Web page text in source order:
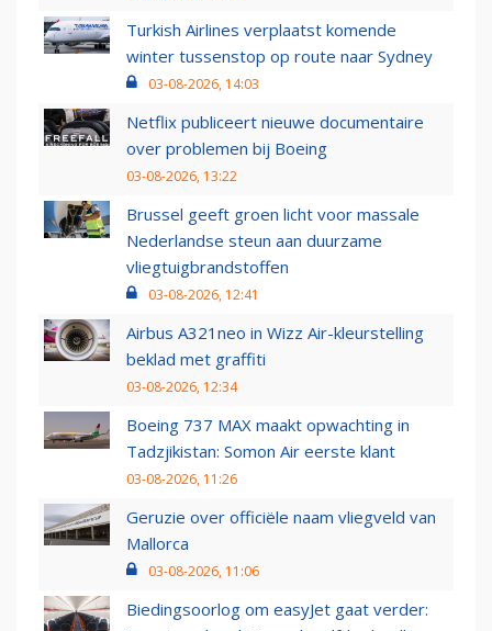
Turkish Airlines verplaatst komende
winter tussenstop op route naar Sydney
03-08-2026, 14:03
Netflix publiceert nieuwe documentaire
over problemen bij Boeing
03-08-2026, 13:22
Brussel geeft groen licht voor massale
Nederlandse steun aan duurzame
vliegtuigbrandstoffen
03-08-2026, 12:41
Airbus A321neo in Wizz Air-kleurstelling
beklad met graffiti
03-08-2026, 12:34
Boeing 737 MAX maakt opwachting in
Tadzjikistan: Somon Air eerste klant
03-08-2026, 11:26
Geruzie over officiële naam vliegveld van
Mallorca
03-08-2026, 11:06
Biedingsoorlog om easyJet gaat verder: